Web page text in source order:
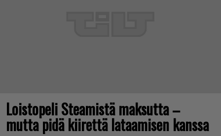
Loistopeli Steamistä maksutta –
mutta pidä kiirettä lataamisen kanssa